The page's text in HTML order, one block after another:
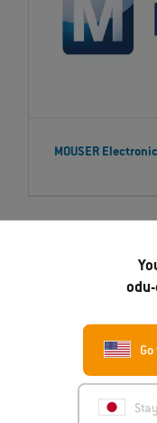
MOUSER
カスタマイ
ーションを